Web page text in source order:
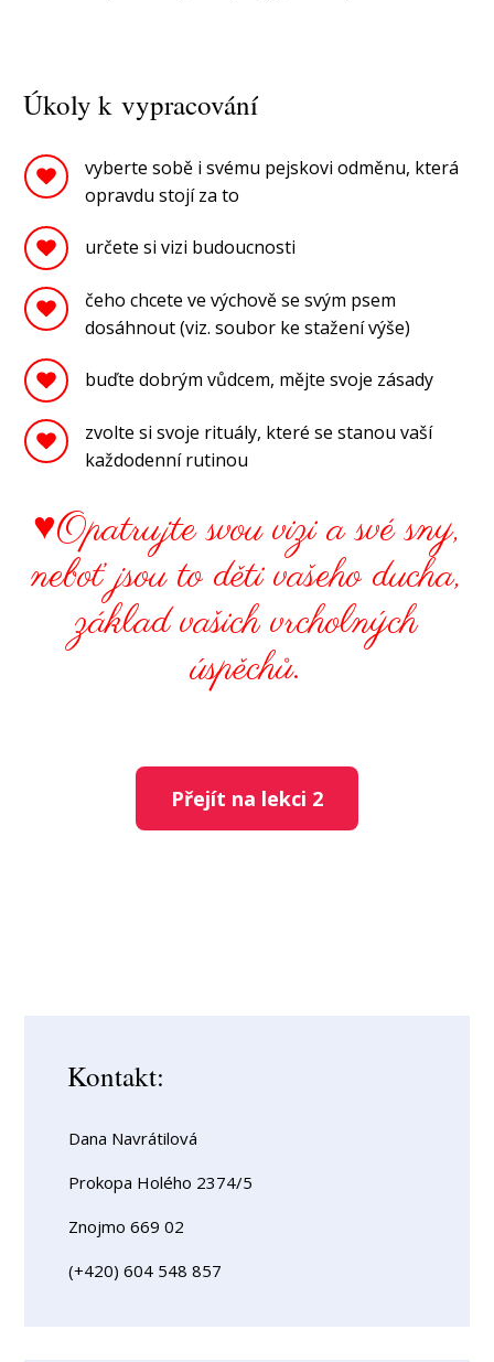
Úkoly k vypracování
vyberte sobě i svému pejskovi odměnu, která
opravdu stojí za to
určete si vizi budoucnosti
čeho chcete ve výchově se svým psem
dosáhnout (viz. soubor ke stažení výše)
buďte dobrým vůdcem, mějte svoje zásady
zvolte si svoje rituály, které se stanou vaší
každodenní rutinou
♥Opatrujte svou vizi a své sny,
neboť jsou to děti vašeho ducha,
základ vašich vrcholných
úspěchů.
Přejít na lekci 2
Kontakt:
Dana Navrátilová
Prokopa Holého 2374/5
Znojmo 669 02
(+420) 604 548 857